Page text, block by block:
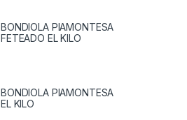
BONDIOLA PIAMONTESA
FETEADO EL KILO
BONDIOLA PIAMONTESA
EL KILO